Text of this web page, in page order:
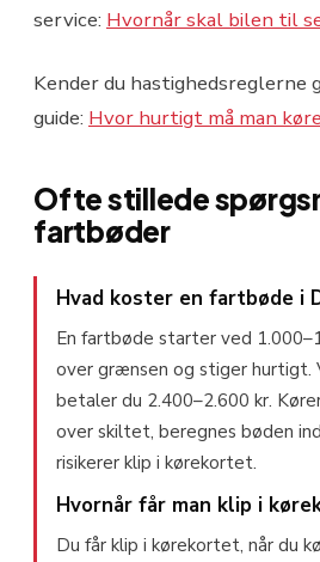
service: Hvornår skal bilen til
Kender du hastighedsreglerne
guide: Hvor hurtigt må man
Ofte stillede
fartbøder
Hvad koster en fartbøde i
En fartbøde starter ved
over grænsen og stiger hurtigt.
betaler du 2.400–2.600 kr.
over skiltet, beregnes bøden
risikerer klip i kørekortet.
Hvornår får man klip i
Du får klip i kørekortet, når du